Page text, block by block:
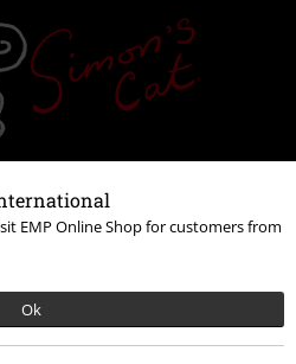
EMP Online Shop for customers from
Ok